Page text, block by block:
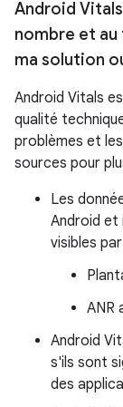
Android
nombre et au
ma solution
Android Vitals
qualité
problèmes et
sources pour
Les
Android et
visibles
ANR
Android
s'ils sont
des